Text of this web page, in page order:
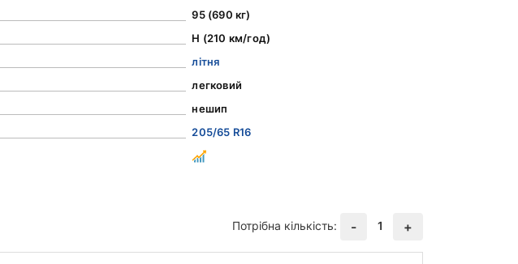
95 (690 кг)
H (210 км/год)
літня
легковий
нешип
205/65 R16
Потрібна кількість: - 1 +